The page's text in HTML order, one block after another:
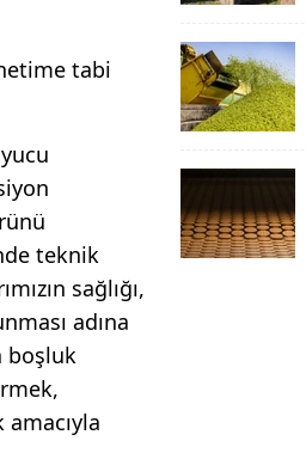
tabi
teknik
sağlığı,
adına
boşluk
amacıyla